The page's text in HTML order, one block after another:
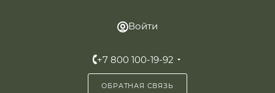
Войти
+7 800 100-19-92
ОБРАТНАЯ СВЯЗЬ